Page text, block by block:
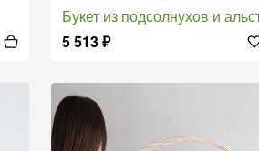
Букет из подсолнухов и альстромерий с листьями
5 513₽